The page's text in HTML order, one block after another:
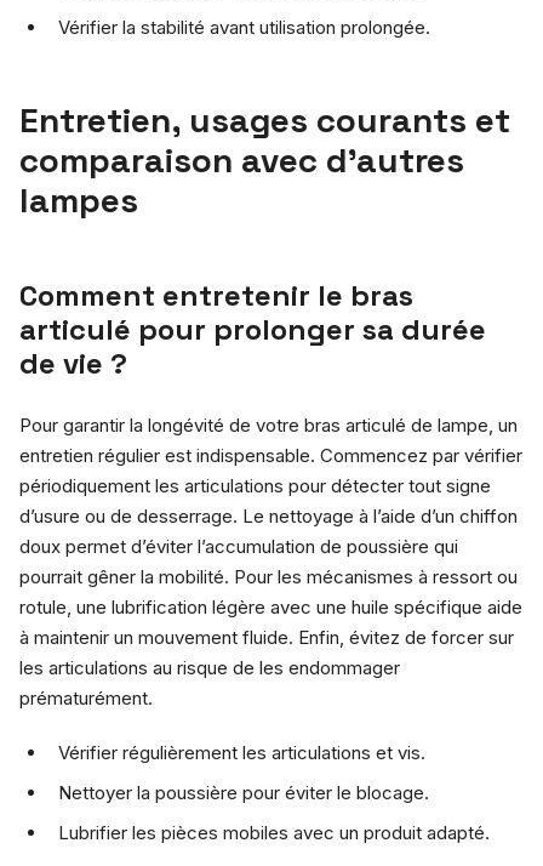
Vérifier la stabilité avant utilisation prolongée.
Entretien, usages courants et
comparaison avec d’autres
lampes
Comment entretenir le bras
articulé pour prolonger sa durée
de vie ?
Pour garantir la longévité de votre bras articulé de lampe, un
entretien régulier est indispensable. Commencez par vérifier
périodiquement les articulations pour détecter tout signe
d’usure ou de desserrage. Le nettoyage à l’aide d’un chiffon
doux permet d’éviter l’accumulation de poussière qui
pourrait gêner la mobilité. Pour les mécanismes à ressort ou
rotule, une lubrification légère avec une huile spécifique aide
à maintenir un mouvement fluide. Enfin, évitez de forcer sur
les articulations au risque de les endommager
prématurément.
Vérifier régulièrement les articulations et vis.
Nettoyer la poussière pour éviter le blocage.
Lubrifier les pièces mobiles avec un produit adapté.